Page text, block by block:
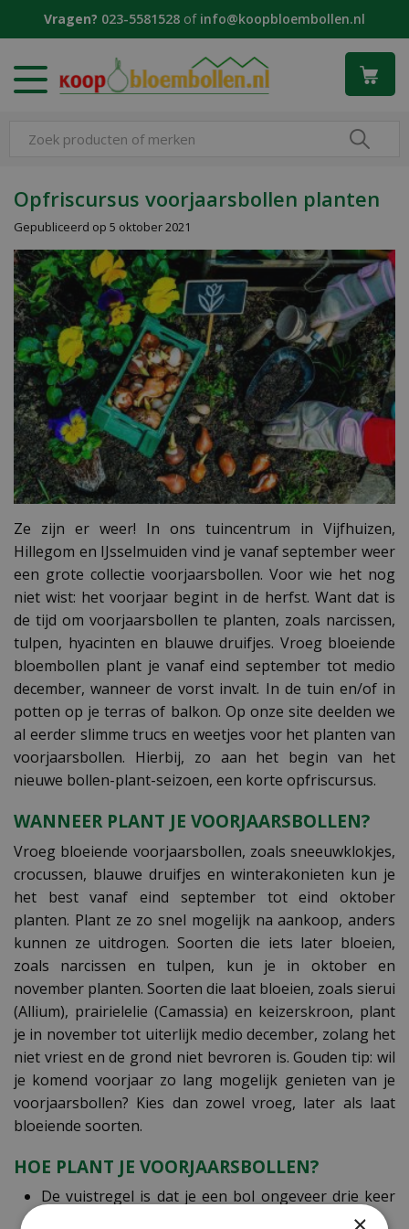
Vragen? 023-5581528 of info@koopbloembollen.nl
Opfriscursus voorjaarsbollen planten
Gepubliceerd op 5 oktober 2021
Ze zijn er weer! In ons tuincentrum in Vijfhuizen,
Hillegom en IJsselmuiden vind je vanaf september weer
een grote collectie voorjaarsbollen. Voor wie het nog
niet wist: het voorjaar begint in de herfst. Want dat is
de tijd om voorjaarsbollen te planten, zoals narcissen,
tulpen, hyacinten en blauwe druifjes. Vroeg bloeiende
bloembollen plant je vanaf eind september tot medio
december, wanneer de vorst invalt. In de tuin en/of in
potten op je terras of balkon. Op onze site deelden we
al eerder slimme trucs en weetjes voor het planten van
voorjaarsbollen. Hierbij, zo aan het begin van het
nieuwe bollen-plant-seizoen, een korte opfriscursus.
WANNEER PLANT JE VOORJAARSBOLLEN?
Vroeg bloeiende voorjaarsbollen, zoals sneeuwklokjes,
crocussen, blauwe druifjes en winterakonieten kun je
het best vanaf eind september tot eind oktober
planten. Plant ze zo snel mogelijk na aankoop, anders
kunnen ze uitdrogen. Soorten die iets later bloeien,
zoals narcissen en tulpen, kun je in oktober en
november planten. Soorten die laat bloeien, zoals sierui
(Allium), prairielelie (Camassia) en keizerskroon, plant
je in november tot uiterlijk medio december, zolang het
niet vriest en de grond niet bevroren is. Gouden tip: wil
je komend voorjaar zo lang mogelijk genieten van je
voorjaarsbollen? Kies dan zowel vroeg, later als laat
bloeiende soorten.
HOE PLANT JE VOORJAARSBOLLEN?
De vuistregel is dat je een bol ongeveer drie keer